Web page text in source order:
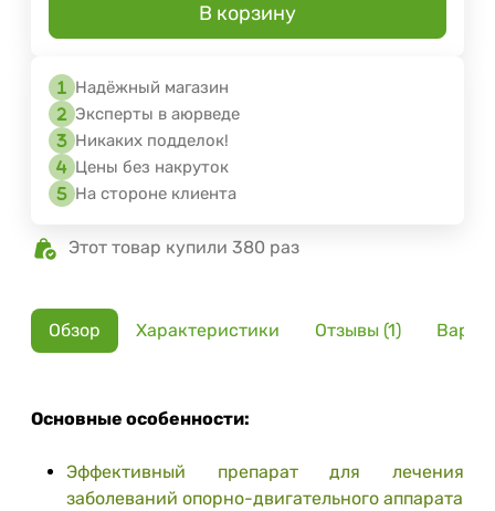
В корзину
Надёжный магазин
Эксперты в аюрведе
Никаких подделок!
Цены без накруток
На стороне клиента
Этот товар купили 380 раз
Обзор Характеристики Отзывы (1)
Основные особенности:
Эффективный препарат для лечения
заболеваний опорно-двигательного аппарата